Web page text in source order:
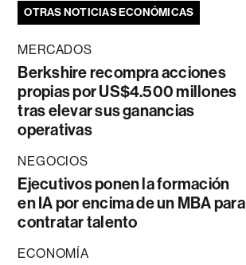
OTRAS NOTICIAS ECONÓMICAS
MERCADOS
Berkshire recompra acciones
propias por US$4.500 millones
tras elevar sus ganancias
operativas
NEGOCIOS
Ejecutivos ponen la formación
en IA por encima de un MBA para
contratar talento
ECONOMÍA